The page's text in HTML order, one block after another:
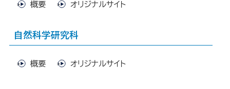
概要 オリジナルサイト
自然科学研究科
概要 オリジナルサイト